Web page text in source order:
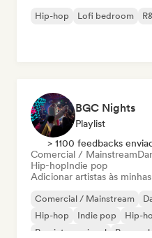
Hip-hop Lofi bedroom
BGC Nights
Playlist
> 1100 feedbacks
Comercial / Mainstream
Hip-hopIndie pop
Adicionar artistas às
Comercial / Mainstream
Hip-hop
Indie pop
Hip-
Pop internacional
Pop rock